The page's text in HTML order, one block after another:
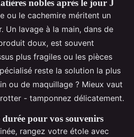
nobles après le jour J
ou le cachemire méritent un
Un lavage à la main, dans de
doux, est souvent
plus fragiles ou les pièces
reste la solution la plus
ou de maquillage ? Mieux vaut
- tamponnez délicatement.
pour vos souvenirs
rangez votre étole avec